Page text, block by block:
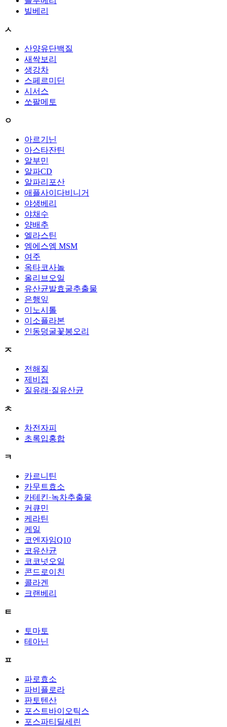
빌베리
ㅅ
산양유단백질
새싹보리
생강차
스페르미딘
시서스
쏘팔메토
ㅇ
아르기닌
아스타잔틴
알부민
알파CD
알파리포산
애플사이다비니거
야생베리
야채수
양배추
엘라스틴
엠에스엠 MSM
여주
옥타코사놀
올리브오일
유산균발효굴추출물
은행잎
이노시톨
이소플라본
인동덩굴꽃봉오리
ㅈ
전해질
제비집
질유래·질유산균
ㅊ
차전자피
초록입홍합
ㅋ
카르니틴
카무트효소
카테킨·녹차추출물
커큐민
케라틴
케일
코엔자임Q10
코유산균
코코넛오일
콘드로이친
콜라겐
크랜베리
ㅌ
토마토
테아닌
ㅍ
파로효소
파비플로라
판토텐산
포스트바이오틱스
포스파티딜세린